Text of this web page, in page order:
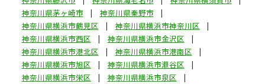
神奈川県茅ヶ崎市
神奈川県秦野市
神奈川県横浜市鶴見区
神奈川県横浜市神奈川区
神奈川県横浜市西区
神奈川県横浜市金沢区
神奈川県横浜市港北区
神奈川県横浜市港南区
神奈川県横浜市旭区
神奈川県横浜市瀬谷区
神奈川県横浜市栄区
神奈川県横浜市泉区